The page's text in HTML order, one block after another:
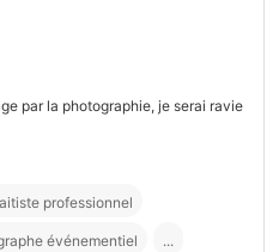
par la photographie, je serai ravie
professionnel
événementiel ...